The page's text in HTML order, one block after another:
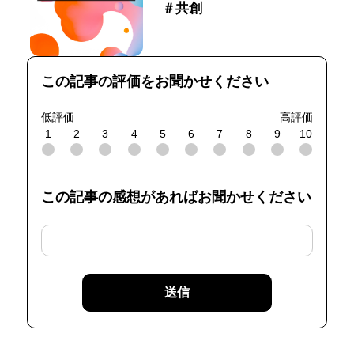
＃共創
この記事の評価をお聞かせください
低評価
高評価
1
2 3 4 5 6 7 8 9 10
この記事の感想があればお聞かせください
送信